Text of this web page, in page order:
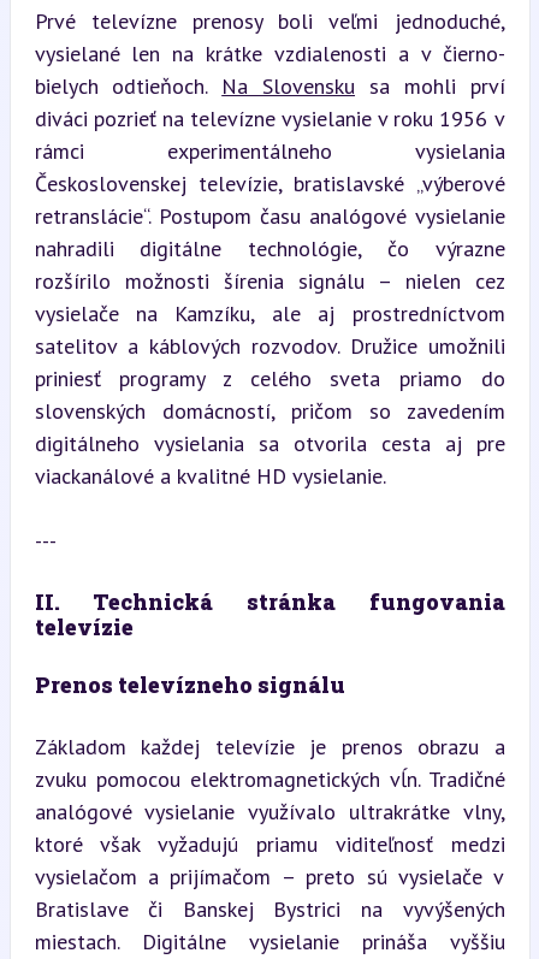
Prvé televízne prenosy boli veľmi jednoduché,
vysielané len na krátke vzdialenosti a v čierno-
bielych odtieňoch. Na Slovensku sa mohli prví
diváci pozrieť na televízne vysielanie v roku 1956 v
rámci experimentálneho vysielania
Československej televízie, bratislavské „výberové
retranslácie“. Postupom času analógové vysielanie
nahradili digitálne technológie, čo výrazne
rozšírilo možnosti šírenia signálu – nielen cez
vysielače na Kamzíku, ale aj prostredníctvom
satelitov a káblových rozvodov. Družice umožnili
priniesť programy z celého sveta priamo do
slovenských domácností, pričom so zavedením
digitálneho vysielania sa otvorila cesta aj pre
viackanálové a kvalitné HD vysielanie.
---
II. Technická stránka fungovania
televízie
Prenos televízneho signálu
Základom každej televízie je prenos obrazu a
zvuku pomocou elektromagnetických vĺn. Tradičné
analógové vysielanie využívalo ultrakrátke vlny,
ktoré však vyžadujú priamu viditeľnosť medzi
vysielačom a prijímačom – preto sú vysielače v
Bratislave či Banskej Bystrici na vyvýšených
miestach. Digitálne vysielanie prináša vyššiu